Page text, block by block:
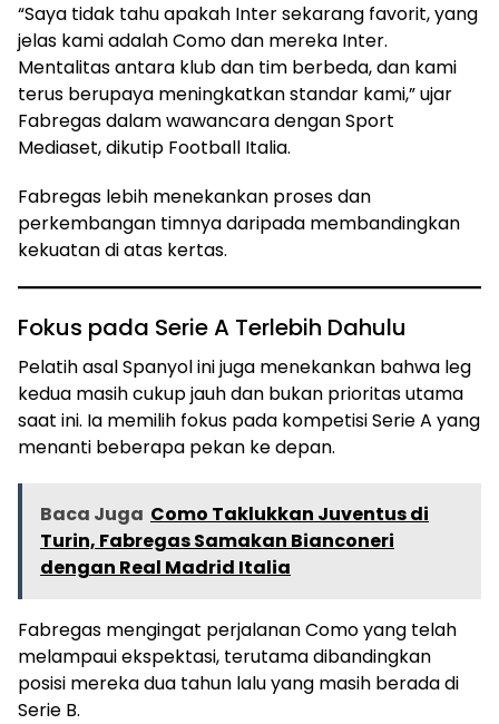
“Saya tidak tahu apakah Inter sekarang favorit, yang
jelas kami adalah Como dan mereka Inter.
Mentalitas antara klub dan tim berbeda, dan kami
terus berupaya meningkatkan standar kami,” ujar
Fabregas dalam wawancara dengan Sport
Mediaset, dikutip Football Italia.
Fabregas lebih menekankan proses dan
perkembangan timnya daripada membandingkan
kekuatan di atas kertas.
Fokus pada Serie A Terlebih Dahulu
Pelatih asal Spanyol ini juga menekankan bahwa leg
kedua masih cukup jauh dan bukan prioritas utama
saat ini. Ia memilih fokus pada kompetisi Serie A yang
menanti beberapa pekan ke depan.
Baca Juga Como Taklukkan Juventus di
Turin, Fabregas Samakan Bianconeri
dengan Real Madrid Italia
Fabregas mengingat perjalanan Como yang telah
melampaui ekspektasi, terutama dibandingkan
posisi mereka dua tahun lalu yang masih berada di
Serie B.